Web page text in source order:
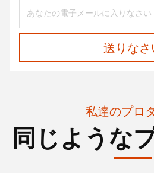
送りなさ
私達のプロ
同じような